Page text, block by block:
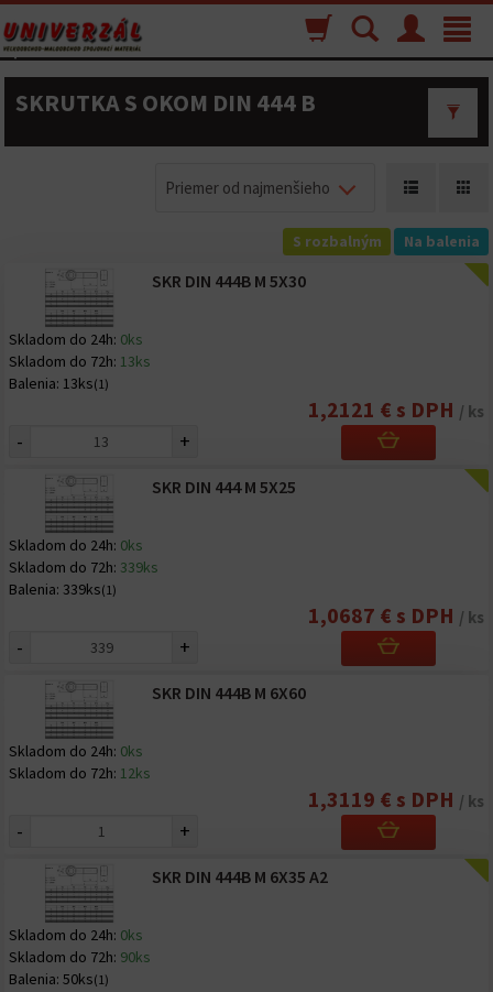
Toggle
Menu
Vyhľadávanie
Nákupný
košík
SKRUTKA S OKOM DIN 444 B
Priemer od najmenšieho
S rozbalným Na balenia
SKR DIN 444B M 5X30
Skladom do 24h: 0ks
Skladom do 72h: 13ks
Balenia: 13ks(1)
1,2121 € s DPH / ks
- +
SKR DIN 444 M 5X25
Skladom do 24h: 0ks
Skladom do 72h: 339ks
Balenia: 339ks(1)
1,0687 € s DPH / ks
- +
SKR DIN 444B M 6X60
Skladom do 24h: 0ks
Skladom do 72h: 12ks
1,3119 € s DPH / ks
- +
SKR DIN 444B M 6X35 A2
Skladom do 24h: 0ks
Skladom do 72h: 90ks
Balenia: 50ks(1)